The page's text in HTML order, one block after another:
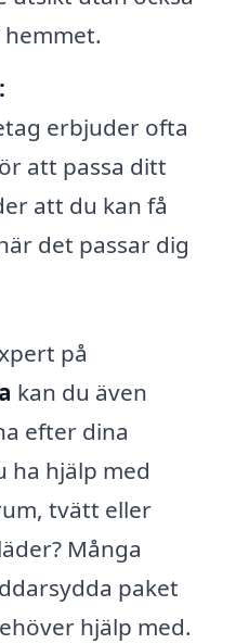
erbjuder ofta
att passa ditt
att du kan få
det passar dig
på
kan du även
efter dina
ha hjälp med
tvätt eller
Många
paket
hjälp med.